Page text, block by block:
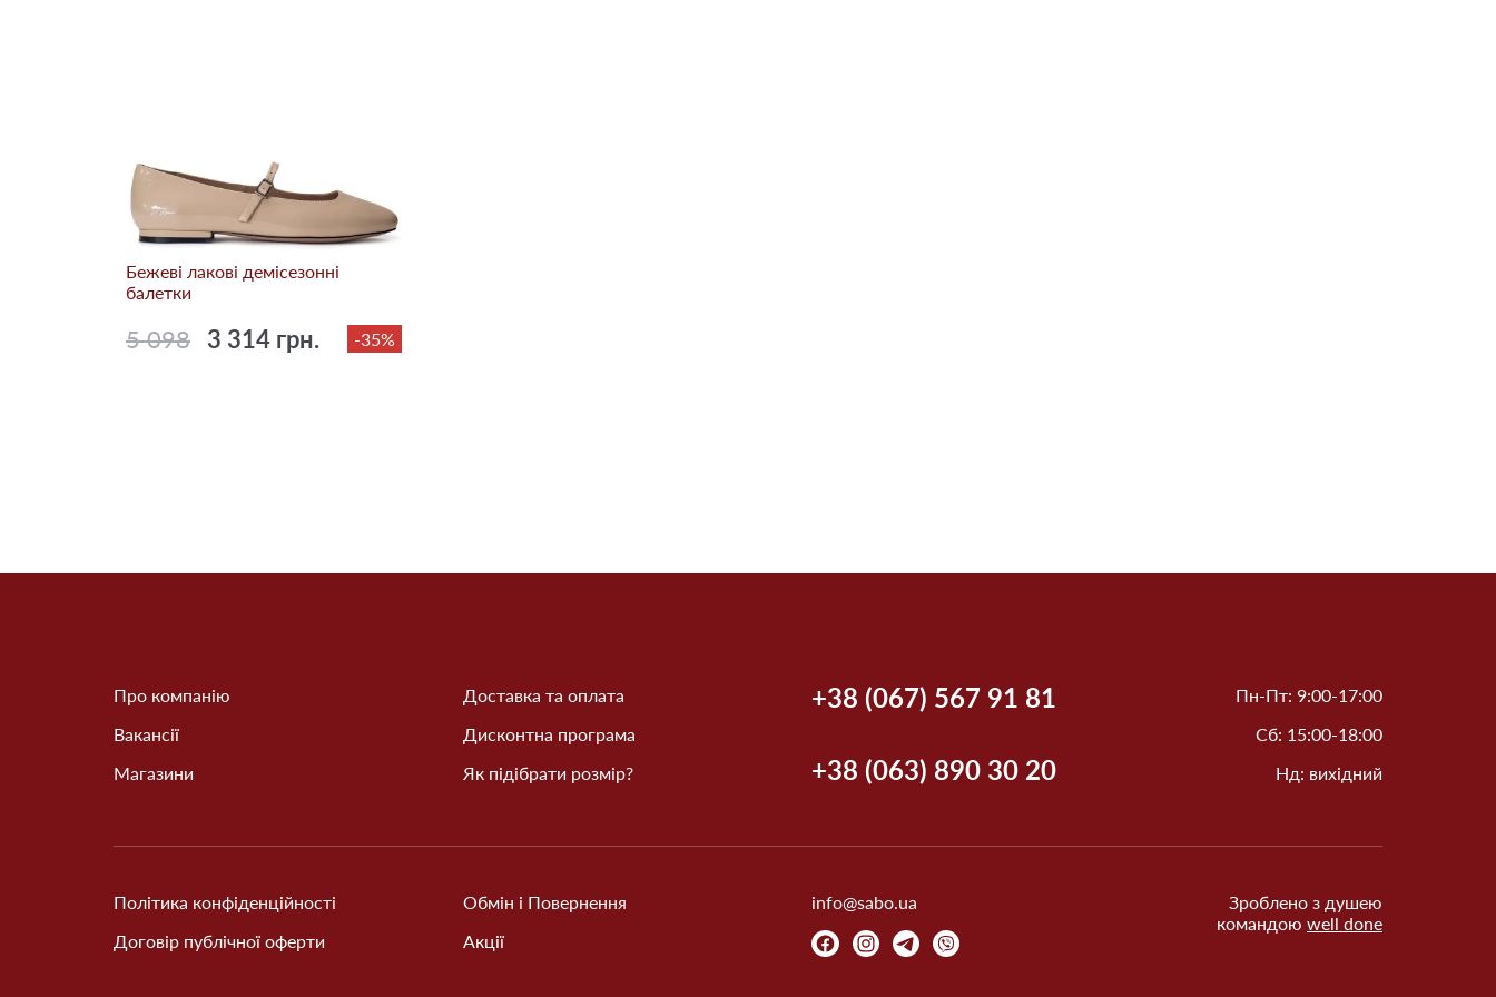
Бежевi лакові демісезонні
балетки
5 098 3 314 грн. -35%
Про компанію
Вакансії
Магазини
Доставка та оплата
Дисконтна програма
Як підібрати розмір?
Політика конфіденційності
Договір публічної оферти
Обмін і Повернення
Акції
+38 (067) 567 91 81
+38 (063) 890 30 20
Пн-Пт: 9:00-17:00
Сб: 15:00-18:00
Нд: вихідний
info@sabo.ua
Зроблено з душею
командою well done